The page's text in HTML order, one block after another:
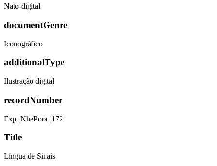
Nato-digital
documentGenre
Iconográfico
additionalType
Ilustração digital
recordNumber
Exp_NhePora_172
Title
Língua de Sinais